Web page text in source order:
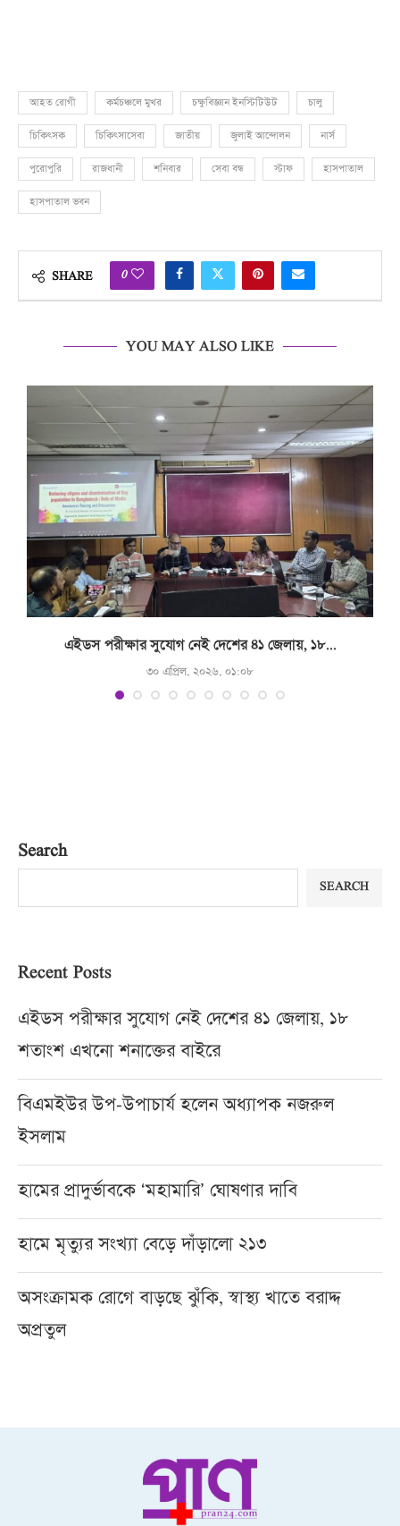
আহত রোগী কর্মচঞ্চলে মুখর চক্ষুবিজ্ঞান ইনস্টিটিউট চালু
চিকিৎসক চিকিৎসাসেবা জাতীয় জুলাই আন্দোলন নার্স
পুরোপুরি রাজধানী শনিবার সেবা বন্ধ স্টাফ হাসপাতাল
হাসপাতাল ভবন
SHARE 0
YOU MAY ALSO LIKE
এইডস পরীক্ষার সুযোগ নেই দেশের ৪১ জেলায়, ১৮...
৩০ এপ্রিল, ২০২৬, ০১:০৮
Search
SEARCH
Recent Posts
এইডস পরীক্ষার সুযোগ নেই দেশের ৪১ জেলায়, ১৮
শতাংশ এখনো শনাক্তের বাইরে
বিএমইউর উপ-উপাচার্য হলেন অধ্যাপক নজরুল
ইসলাম
হামের প্রাদুর্ভাবকে ‘মহামারি’ ঘোষণার দাবি
হামে মৃত্যুর সংখ্যা বেড়ে দাঁড়ালো ২১৩
অসংক্রামক রোগে বাড়ছে ঝুঁকি, স্বাস্থ্য খাতে বরাদ্দ
অপ্রতুল